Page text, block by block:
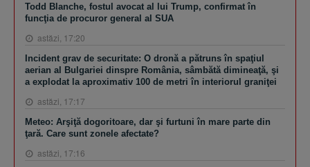
Todd Blanche, fostul avocat al lui Trump, confirmat în
funcţia de procuror general al SUA
astăzi, 17:20
Incident grav de securitate: O dronă a pătruns în spaţiul
aerian al Bulgariei dinspre România, sâmbătă dimineaţă, şi
a explodat la aproximativ 100 de metri în interiorul graniţei
astăzi, 17:17
Meteo: Arşiţă dogoritoare, dar şi furtuni în mare parte din
ţară. Care sunt zonele afectate?
astăzi, 17:16